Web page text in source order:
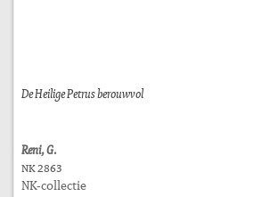
De Heilige Petrus berouwvol
Reni, G.
NK 2863
NK-collectie